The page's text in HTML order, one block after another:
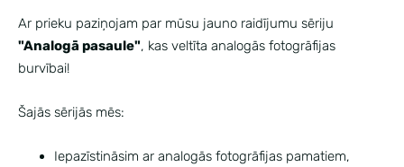
Ar prieku paziņojam par mūsu jauno raidījumu sēriju
"Analogā pasaule", kas veltīta analogās fotogrāfijas
burvībai!
Šajās sērijās mēs:
Iepazīstināsim ar analogās fotogrāfijas pamatiem,